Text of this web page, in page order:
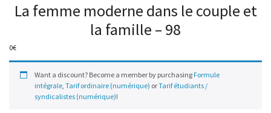
La femme moderne dans le couple et
la famille – 98
0€
Want a discount? Become a member by purchasing Formule
intégrale, Tarif ordinaire (numérique) orTarif étudiants /
syndicalistes (numérique)!